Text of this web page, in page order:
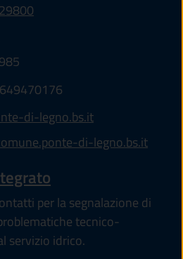
di-legno.bs.it
di-legno.bs.it
per la segnalazione di
tecnico-
servizio idrico.